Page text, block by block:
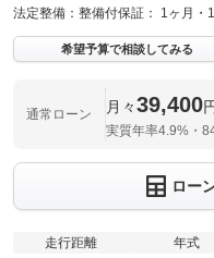
法定整備： 整備付保証： 1ヶ月・
希望予算で相談してみる
通常ローン 月々39,400
実質年率4.9%・
ロー
走行距離 年式